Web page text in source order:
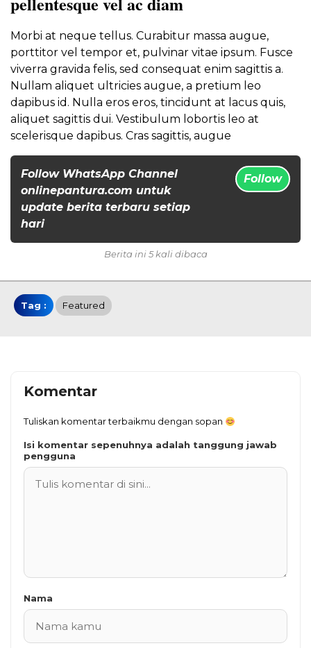
Morbi at neque tellus. Curabitur massa augue,
porttitor vel tempor et, pulvinar vitae ipsum. Fusce
viverra gravida felis, sed consequat enim sagittis a.
Nullam aliquet ultricies augue, a pretium leo
dapibus id. Nulla eros eros, tincidunt at lacus quis,
aliquet sagittis dui. Vestibulum lobortis leo at
scelerisque dapibus. Cras sagittis, augue
Follow WhatsApp Channel
onlinepantura.com untuk
update berita terbaru setiap
hari
Follow
Berita ini 5 kali dibaca
Tag : Featured
Komentar
Tuliskan komentar terbaikmu dengan sopan
Isi komentar sepenuhnya adalah tanggung jawab
pengguna
Nama